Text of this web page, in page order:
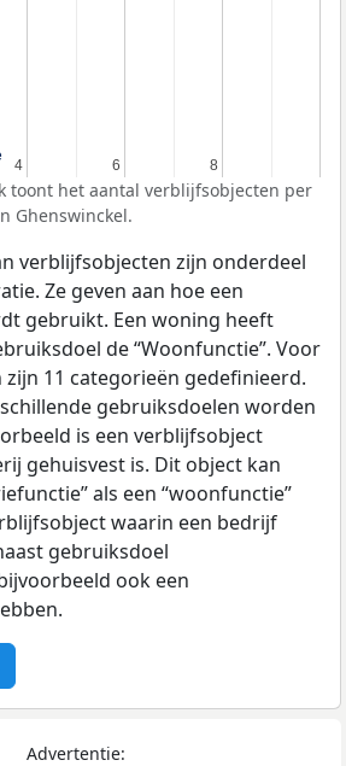
4
4 6
6 8
8
toont het aantal verblijfsobjecten per
Ghenswinckel.
verblijfsobjecten zijn onderdeel
Ze geven aan hoe een
gebruikt. Een woning heeft
de “Woonfunctie”. Voor
11 categorieën gedefinieerd.
gebruiksdoelen worden
is een verblijfsobject
gehuisvest is. Dit object kan
als een “woonfunctie”
waarin een bedrijf
gebruiksdoel
ook een
Advertentie: